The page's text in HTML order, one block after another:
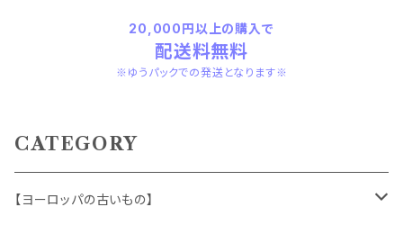
20,000円以上の購入で
配送料無料
※ゆうパックでの発送となります※
CATEGORY
【ヨーロッパの古いもの】